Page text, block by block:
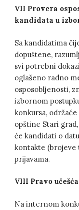
VII Provera
kandidata u
Sa kandidatima
dopuštene,
svi potrebni
oglašeno radno
osposobljenosti,
izbornom
konkursa,
opštine Stari
će kandidati o
kontakte (brojeve
prijavama.
VIII Pravo
Na internom